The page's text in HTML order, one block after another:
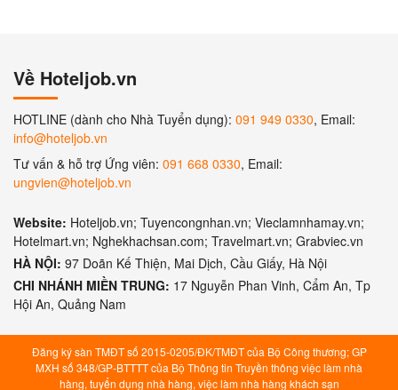
Về Hoteljob.vn
HOTLINE (dành cho Nhà Tuyển dụng): 091 949 0330, Email:
info@hoteljob.vn
Tư vấn & hỗ trợ Ứng viên: 091 668 0330, Email:
ungvien@hoteljob.vn
Website: Hoteljob.vn; Tuyencongnhan.vn; Vieclamnhamay.vn;
Hotelmart.vn; Nghekhachsan.com; Travelmart.vn; Grabviec.vn
HÀ NỘI: 97 Doãn Kế Thiện, Mai Dịch, Cầu Giấy, Hà Nội
CHI NHÁNH MIỀN TRUNG: 17 Nguyễn Phan Vinh, Cẩm An, Tp
Hội An, Quảng Nam
Đăng ký sàn TMĐT số 2015-0205/ĐK/TMĐT của Bộ Công thương; GP
MXH số 348/GP-BTTTT của Bộ Thông tin Truyền thông việc làm nhà
hàng, tuyển dụng nhà hàng, việc làm nhà hàng khách sạn